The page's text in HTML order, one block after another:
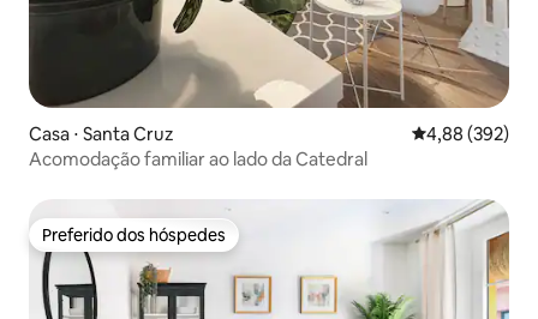
Casa ⋅ Santa Cruz 4,88 de uma
4,88 (392)
Acomodação familiar ao lado da Catedral
Preferido dos hóspedes
Preferido dos hóspedes